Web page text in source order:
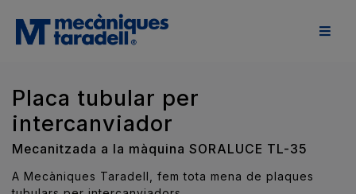
Placa tubular per
intercanviador
Mecanitzada a la màquina SORALUCE TL-35
A Mecàniques Taradell, fem tota mena de plaques